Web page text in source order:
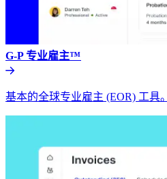
G-P 专业雇主™​​
基本的全球专业雇主 (EOR) 工具。​​